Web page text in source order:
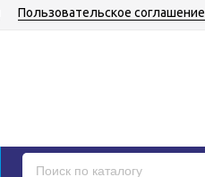
Пользовательское соглашение